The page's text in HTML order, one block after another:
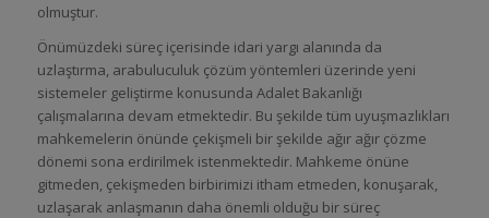
olmuştur.
Önümüzdeki süreç içerisinde idari yargı alanında da
uzlaştırma, arabuluculuk çözüm yöntemleri üzerinde yeni
sistemeler geliştirme konusunda Adalet Bakanlığı
çalışmalarına devam etmektedir. Bu şekilde tüm uyuşmazlıkları
mahkemelerin önünde çekişmeli bir şekilde ağır ağır çözme
dönemi sona erdirilmek istenmektedir. Mahkeme önüne
gitmeden, çekişmeden birbirimizi itham etmeden, konuşarak,
uzlaşarak anlaşmanın daha önemli olduğu bir süreç